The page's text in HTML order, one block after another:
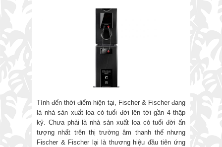
Tính đến thời điểm hiện tại, Fischer & Fischer đang
là nhà sản xuất loa có tuổi đời lên tới gần 4 thập
kỷ. Chưa phải là nhà sản xuất loa có tuổi đời ấn
tượng nhất trên thị trường âm thanh thế nhưng
Fischer & Fischer lại là thương hiệu đầu tiên ứng